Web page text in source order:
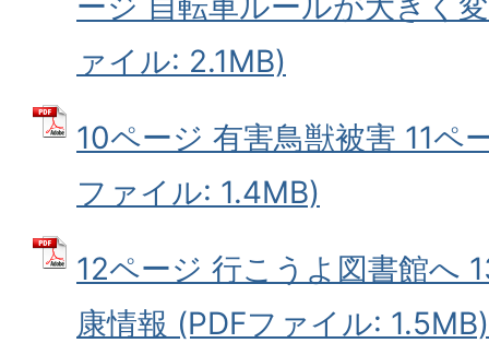
ァイル: 2.1MB)
10ページ 有害鳥獣被害 11ペ
ファイル: 1.4MB)
12ページ 行こうよ図書館へ
康情報 (PDFファイル: 1.5MB)